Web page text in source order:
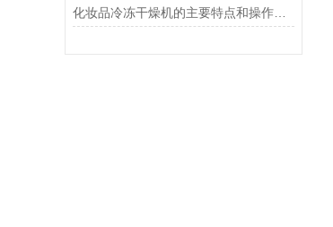
化妆品冷冻干燥机的主要特点和操作管理方法介绍